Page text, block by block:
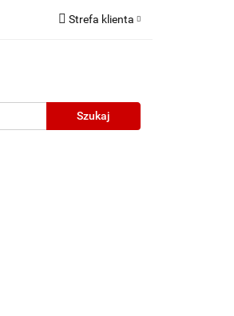
Strefa klienta
Dodaj zgłoszenie